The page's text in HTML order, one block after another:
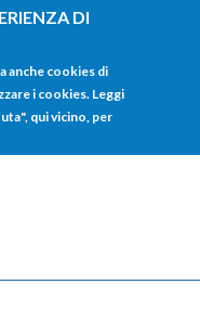
DI
anche cookies di
i cookies. Leggi
qui vicino, per
HOME